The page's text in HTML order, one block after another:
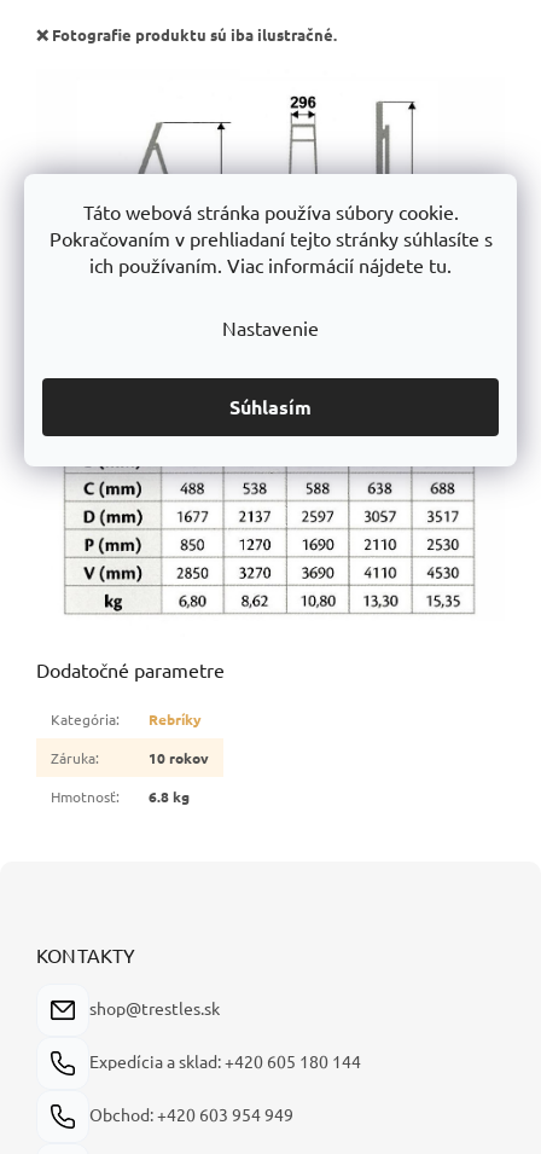
Táto webová stránka používa súbory cookie.
Pokračovaním v prehliadaní tejto stránky súhlasíte s
ich používaním. Viac informácií nájdete tu.
Nastavenie
Súhlasím
❌ Fotografie produktu sú iba ilustračné.
Dodatočné parametre
Kategória:
Rebríky
Záruka:
10 rokov
Hmotnosť: 6.8 kg
KONTAKTY
shop@trestles.sk
Expedícia a sklad: +420 605 180 144
Obchod: +420 603 954 949